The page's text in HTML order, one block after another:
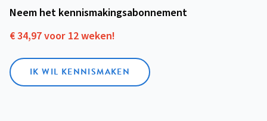
Neem het kennismakings­abonnement
€ 34,97 voor 12 weken!
IK WIL KENNISMAKEN